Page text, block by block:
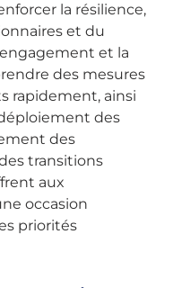
la résilience,
et du
et la
des mesures
rapidement, ainsi
des
des
transitions
aux
occasion
priorités